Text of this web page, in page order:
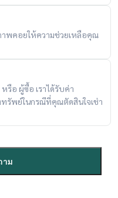
พคอยให้ความช่วยเหลือคุณ
รือ ผู้ซื้อ เราได้รับค่า
ทรัพย์ในกรณีที่คุณตัดสินใจเช่า
าม